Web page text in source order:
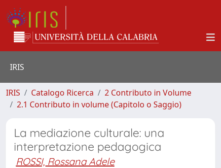
IRIS
IRIS Catalogo Ricerca
2 Contributo in Volume
2.1 Contributo in volume (Capitolo o Saggio)
La mediazione culturale: una
interpretazione pedagogica
ROSSI, Rossana Adele